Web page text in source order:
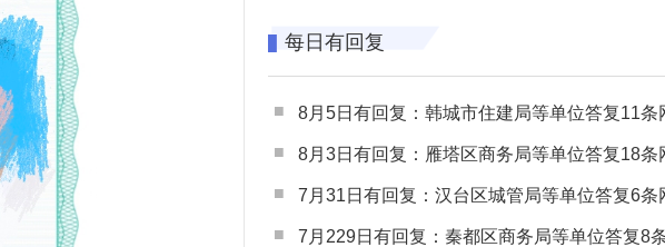
每日有回复
8月5日有回复：韩城市住建局等单位答复11条网民
8月3日有回复：雁塔区商务局等单位答复18条网民
7月31日有回复：汉台区城管局等单位答复6条网民
7月229日有回复：秦都区商务局等单位答复8条网民